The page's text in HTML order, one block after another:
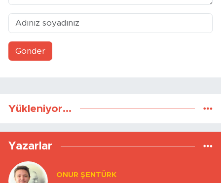
Gönder
Yükleniyor...
Yazarlar
ONUR ŞENTÜRK